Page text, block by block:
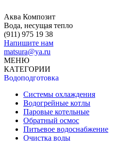
Аква Композит
Вода, несущая тепло
(911) 975 19 38
Напишите нам
matsura@ya.ru
МЕНЮ
КАТЕГОРИИ
Водоподготовка
Системы охлаждения
Водогрейные котлы
Паровые котельные
Обратный осмос
Питьевое водоснабжение
Очистка воды